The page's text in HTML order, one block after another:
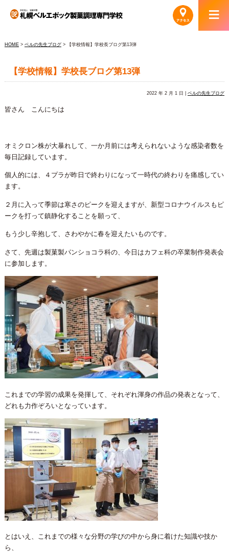
HOME> ベルの先生ブログ> 【学校情報】学校長ブログ第13弾
【学校情報】学校長ブログ第13弾
2022 年 2 月 1 日 |ベルの先生ブログ
皆さん こんにちは
オミクロン株が大暴れして、一か月前には考えられないような感染者数を
毎日記録しています。
個人的には、４プラが昨日で終わりになって一時代の終わりを痛感してい
ます。
２月に入って季節は寒さのピークを迎えますが、新型コロナウイルスもピ
ークを打って鎮静化することを願って、
もう少し辛抱して、さわやかに春を迎えたいものです。
さて、先週は製菓製パンショコラ科の、今日はカフェ科の卒業制作発表会
に参加します。
これまでの学習の成果を発揮して、それぞれ渾身の作品の発表となって、
どれも力作ぞろいとなっています。
とはいえ、これまでの様々な分野の学びの中から身に着けた知識や技か
ら、